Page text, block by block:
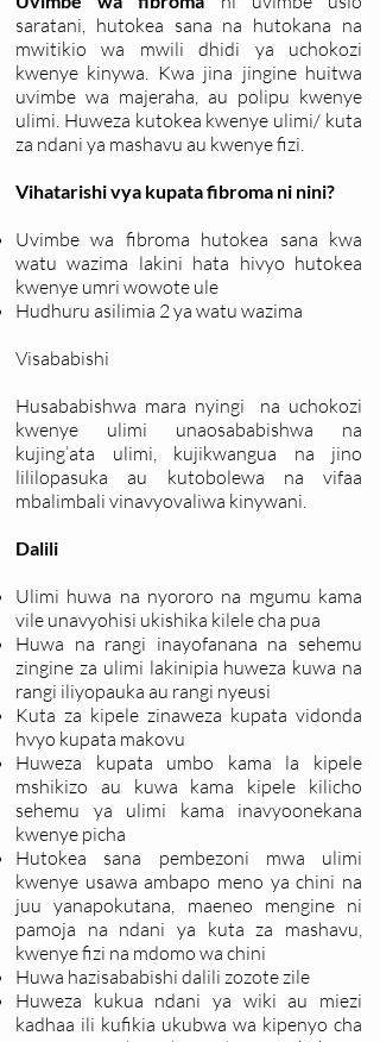
saratani, hutokea sana na hutokana na
mwitikio wa mwili dhidi ya uchokozi
kwenye kinywa. Kwa jina jingine huitwa
uvimbe wa majeraha, au polipu kwenye
ulimi. Huweza kutokea kwenye ulimi/ kuta
za ndani ya mashavu au kwenye fizi.
Vihatarishi vya kupata fibroma ni nini?
Uvimbe wa fibroma hutokea sana kwa
watu wazima lakini hata hivyo hutokea
kwenye umri wowote ule
Hudhuru asilimia 2 ya watu wazima
Visababishi
Husababishwa mara nyingi na uchokozi
kwenye ulimi unaosababishwa na
kujing’ata ulimi, kujikwangua na jino
lililopasuka au kutobolewa na vifaa
mbalimbali vinavyovaliwa kinywani.
Dalili
Ulimi huwa na nyororo na mgumu kama
vile unavyohisi ukishika kilele cha pua
Huwa na rangi inayofanana na sehemu
zingine za ulimi lakinipia huweza kuwa na
rangi iliyopauka au rangi nyeusi
Kuta za kipele zinaweza kupata vidonda
hvyo kupata makovu
Huweza kupata umbo kama la kipele
mshikizo au kuwa kama kipele kilicho
sehemu ya ulimi kama inavyoonekana
kwenye picha
Hutokea sana pembezoni mwa ulimi
kwenye usawa ambapo meno ya chini na
juu yanapokutana, maeneo mengine ni
pamoja na ndani ya kuta za mashavu,
kwenye fizi na mdomo wa chini
Huwa hazisababishi dalili zozote zile
Huweza kukua ndani ya wiki au miezi
kadhaa ili kufikia ukubwa wa kipenyo cha